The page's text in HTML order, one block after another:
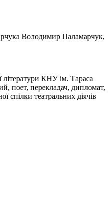
Володимир Паламарчук,
літератури КНУ ім. Тараса
поет, перекладач, дипломат,
спілки театральних діячів